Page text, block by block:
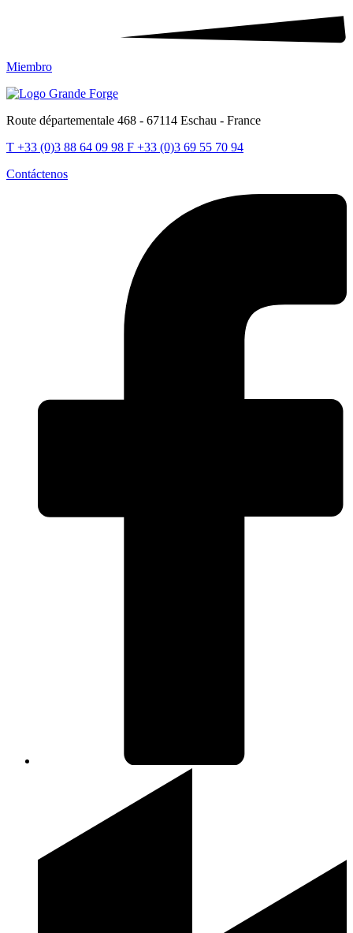
Miembro
Route départementale 468 - 67114 Eschau - France
T +33 (0)3 88 64 09 98 F +33 (0)3 69 55 70 94
Contáctenos